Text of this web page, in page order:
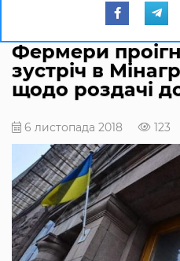
Фермери
зустріч в
щодо роздачі
6 листопада 2018 123